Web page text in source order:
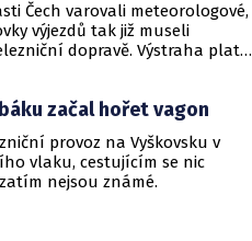
Čech varovali meteorologové,
výjezdů tak již museli
dopravě. Výstraha platí
začal hořet vagon
provoz na Vyškovsku v
vlaku, cestujícím se nic
nejsou známé.